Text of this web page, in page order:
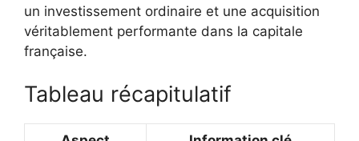
un investissement ordinaire et une acquisition
véritablement performante dans la capitale
française.
Tableau récapitulatif